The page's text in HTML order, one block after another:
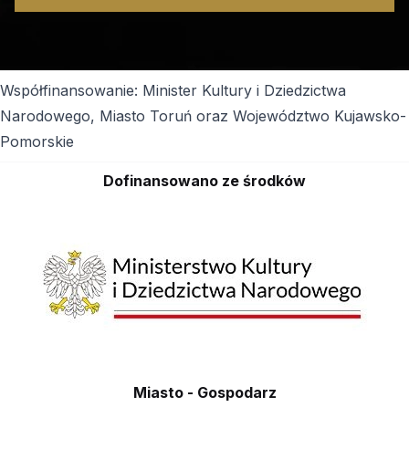
Współfinansowanie: Minister Kultury i Dziedzictwa
Narodowego, Miasto Toruń oraz Województwo Kujawsko-
Pomorskie
Dofinansowano ze środków
Miasto - Gospodarz